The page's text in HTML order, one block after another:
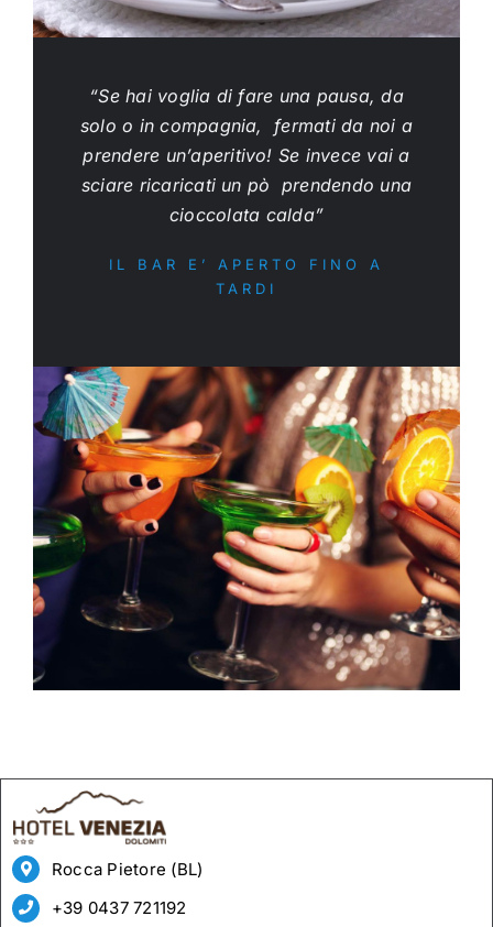
“Se hai voglia di fare una pausa, da
solo o in compagnia, fermati da noi a
prendere un’aperitivo! Se invece vai a
sciare ricaricati un pò prendendo una
cioccolata calda”
IL BAR E’ APERTO FINO A
TARDI
Rocca Pietore (BL)
+39 0437 721192